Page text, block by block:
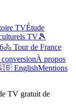
TVÉtude
TV🎾
🚴 Tour de France
À propos
EnglishMentions
TV gratuit de